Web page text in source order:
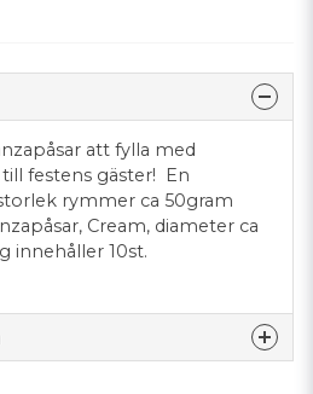
att fylla med
festens gäster! En
rymmer ca 50gram
Cream, diameter ca
innehåller 10st.